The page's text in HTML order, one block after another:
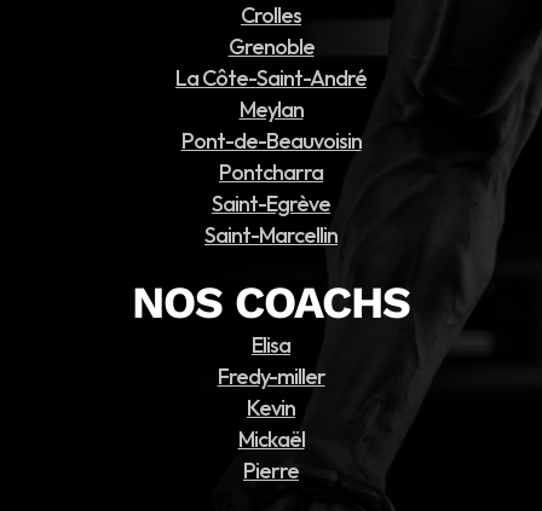
Crolles
Grenoble
La Côte-Saint-André
Meylan
Pont-de-Beauvoisin
Pontcharra
Saint-Egrève
Saint-Marcellin
NOS COACHS
Elisa
Fredy-miller
Kevin
Mickaël
Pierre